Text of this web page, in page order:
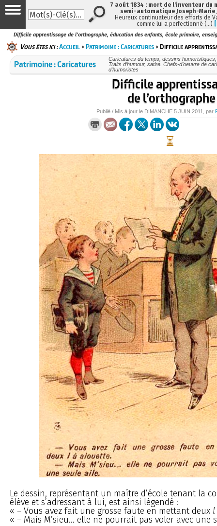
Difficile apprentissage de l'orthographe, éducation des enfants, école primaire,
Vous êtes ici :Accueil >Patrimoine : Caricatures > Difficile
Patrimoine : Caricatures
Caricatures du temps, dessins
Traits d’humour, satire. Chefs-d’oeuvre de
d’humoristes
Difficile
de l’orthographe
Publié / Mis à jour le DIMANCHE 5 JUIN 2011 , par
Le dessin, représentant un maître d’école tenant la
élève et s’adressant à lui, est ainsi légendé :
« – Vous avez fait une grosse faute en mettant deux l
« – Mais M’sieu... elle ne pourrait pas voler avec une
7 août 1834 : mort de l'inventeur du
semi-automatique Joseph-Marie
Heureux continuateur des efforts de
comme lui a perfectionné (…)